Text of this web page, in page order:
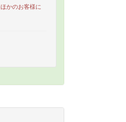
かのお客様に